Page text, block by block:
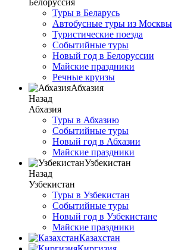
Белоруссия
Туры в Беларусь
Автобусные туры из Москвы
Туристические поезда
Событийные туры
Новый год в Белоруссии
Майские праздники
Речные круизы
Абхазия
Назад
Абхазия
Туры в Абхазию
Событийные туры
Новый год в Абхазии
Майские праздники
Узбекистан
Назад
Узбекистан
Туры в Узбекистан
Событийные туры
Новый год в Узбекистане
Майские праздники
Казахстан